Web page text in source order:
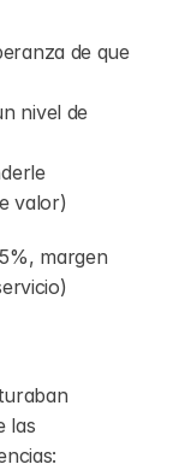
de que
nivel de
valor)
margen
las